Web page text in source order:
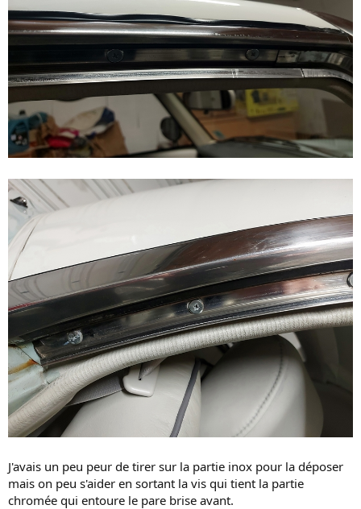
J'avais un peu peur de tirer sur la partie inox pour la déposer
mais on peu s'aider en sortant la vis qui tient la partie
chromée qui entoure le pare brise avant.